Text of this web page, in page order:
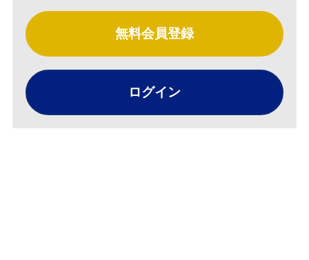
無料会員登録
ログイン